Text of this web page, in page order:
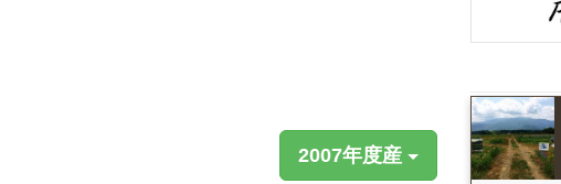
2007年度産